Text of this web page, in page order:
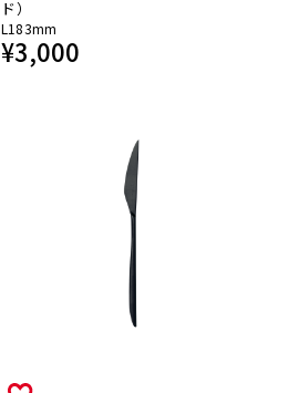
ド）
L183mm
¥3,000